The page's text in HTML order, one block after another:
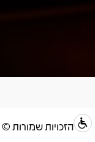
כל הזכויות שמורות